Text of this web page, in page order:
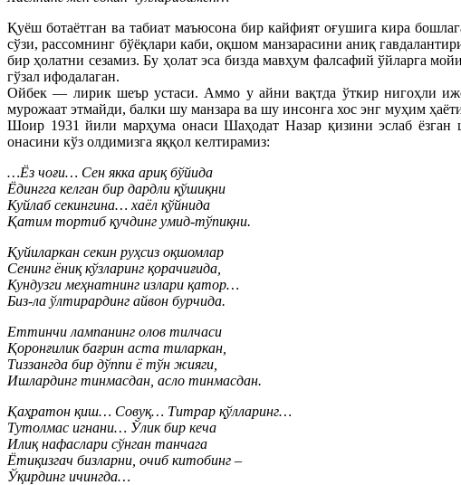
Қуёш ботаётган ва табиат маъюсона бир кайфият оғушига кира
сўзи, рассомнинг бўёқлари каби, оқшом манзарасини аниқ
бир ҳолатни сезамиз. Бу ҳолат эса бизда мавҳум фалсафий ўйларга
гўзал ифодалаган.
Ойбек — лирик шеър устаси. Аммо у айни вақтда ўткир нигоҳли
мурожаат этмайди, балки шу манзара ва шу инсонга хос энг муҳим
Шоир 1931 йили марҳума онаси Шаҳодат Назар қизини эслаб
онасини кўз олдимизга яққол келтирамиз:
…Ёз чоғи… Сен якка ариқ бўйида
Ёдингга келган бир дардли қўшиқни
Куйлаб секингина… хаёл қўйнида
Қатим тортиб қучдинг умид-тўпиқни.
Қуйиларкан секин руҳсиз оқшомлар
Сенинг ёниқ кўзларинг қорачиғида,
Кундузги меҳнатнинг излари қатор…
Биз-ла ўлтирардинг айвон бурчида.
Еттинчи лампанинг олов тилчаси
Қоронғилик бағрин аста тиларкан,
Тиззангда бир дўппи ё тўн жияги,
Ишлардинг тинмасдан, асло тинмасдан.
Қаҳратон қиш… Совуқ… Титрар қўлларинг…
Тутолмас игнани… Ўлик бир кеча
Илиқ нафаслари сўнган танчага
Ётиқизгач бизларни, очиб китобинг –
Ўқирдинг ичингда…